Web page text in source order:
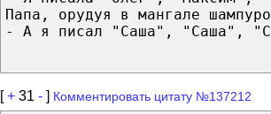
Папа, орудуя в мангале
- А я писал "Саша", "Саша",
[+ 31 - ] Комментировать цитату №137212